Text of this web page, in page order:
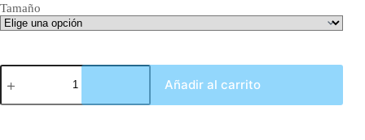
Tamaño
Print
La
Añadir al carrito